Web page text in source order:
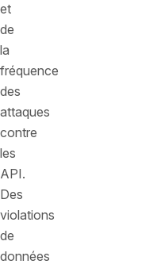
et
de
la
fréquence
des
attaques
contre
les
API.
Des
violations
de
données